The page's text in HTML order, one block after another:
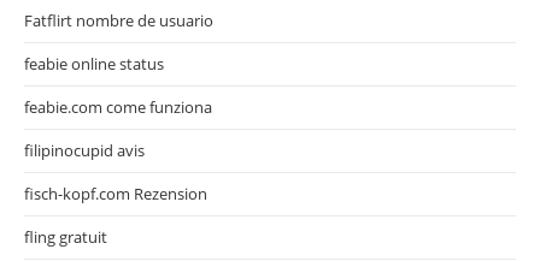
Fatflirt nombre de usuario
feabie online status
feabie.com come funziona
filipinocupid avis
fisch-kopf.com Rezension
fling gratuit